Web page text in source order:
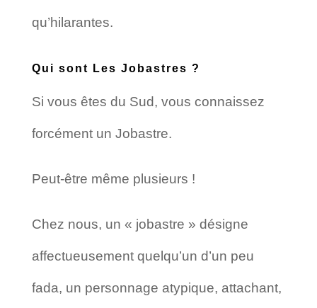
qu’hilarantes.
Qui sont Les Jobastres ?
Si vous êtes du Sud, vous connaissez
forcément un Jobastre.
Peut-être même plusieurs !
Chez nous, un « jobastre » désigne
affectueusement quelqu’un d’un peu
fada, un personnage atypique, attachant,